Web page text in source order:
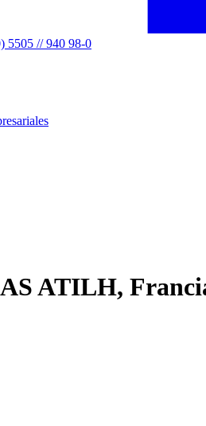
5505 // 940 98-0
ATILH,